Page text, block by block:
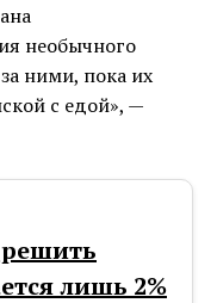
необычного
ними, пока их
с едой», —
лишь 2%